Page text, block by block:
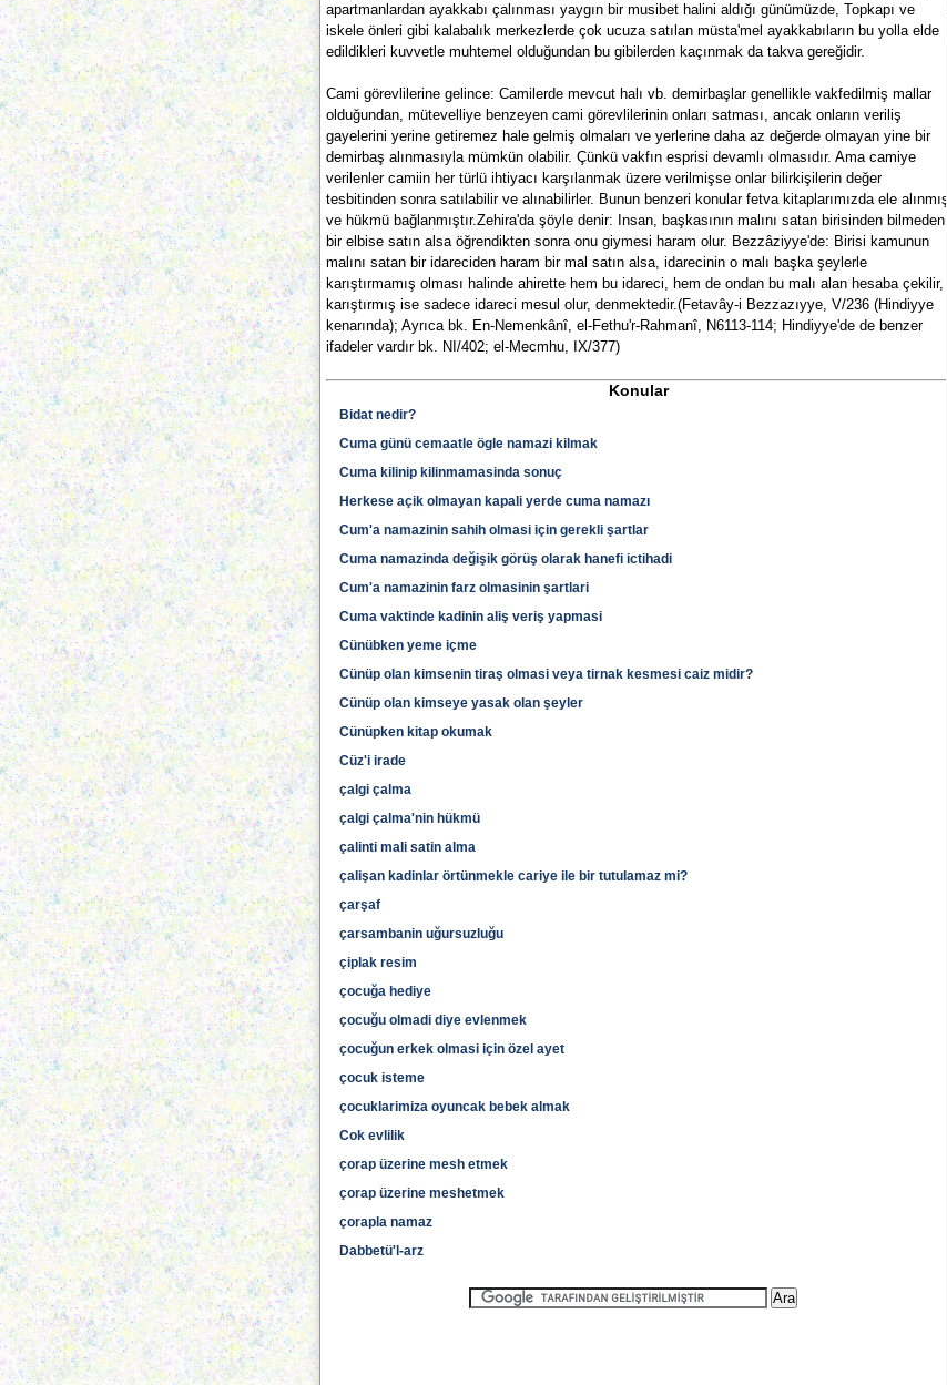
apartmanlardan ayakkabı çalınması yaygın bir musibet halini aldığı günümüzde, Topkapı ve
iskele önleri gibi kalabalık merkezlerde çok ucuza satılan müsta'mel ayakkabıların bu yolla elde
edildikleri kuvvetle muhtemel olduğundan bu gibilerden kaçınmak da takva gereğidir.
Cami görevlilerine gelince: Camilerde mevcut halı vb. demirbaşlar genellikle vakfedilmiş mallar
olduğundan, mütevelliye benzeyen cami görevlilerinin onları satması, ancak onların veriliş
gayelerini yerine getiremez hale gelmiş olmaları ve yerlerine daha az değerde olmayan yine bir
demirbaş alınmasıyla mümkün olabilir. Çünkü vakfın esprisi devamlı olmasıdır. Ama camiye
verilenler camiin her türlü ihtiyacı karşılanmak üzere verilmişse onlar bilirkişilerin değer
tesbitinden sonra satılabilir ve alınabilirler. Bunun benzeri konular fetva kitaplarımızda ele alınmış
ve hükmü bağlanmıştır.Zehira'da şöyle denir: Insan, başkasının malını satan birisinden bilmeden
bir elbise satın alsa öğrendikten sonra onu giymesi haram olur. Bezzâziyye'de: Birisi kamunun
malını satan bir idareciden haram bir mal satın alsa, idarecinin o malı başka şeylerle
karıştırmamış olması halinde ahirette hem bu idareci, hem de ondan bu malı alan hesaba çekilir,
karıştırmış ise sadece idareci mesul olur, denmektedir.(Fetavây-i Bezzazıyye, V/236 (Hindiyye
kenarında); Ayrıca bk. En-Nemenkânî, el-Fethu'r-Rahmanî, N6113-114; Hindiyye'de de benzer
ifadeler vardır bk. NI/402; el-Mecmhu, IX/377)
Konular
Bidat nedir?
Cuma günü cemaatle ögle namazi kilmak
Cuma kilinip kilinmamasinda sonuç
Herkese açik olmayan kapali yerde cuma namazı
Cum'a namazinin sahih olmasi için gerekli şartlar
Cuma namazinda değişik görüş olarak hanefi ictihadi
Cum'a namazinin farz olmasinin şartlari
Cuma vaktinde kadinin aliş veriş yapmasi
Cünübken yeme içme
Cünüp olan kimsenin tiraş olmasi veya tirnak kesmesi caiz midir?
Cünüp olan kimseye yasak olan şeyler
Cünüpken kitap okumak
Cüz'i irade
çalgi çalma
çalgi çalma'nin hükmü
çalinti mali satin alma
çalişan kadinlar örtünmekle cariye ile bir tutulamaz mi?
çarşaf
çarsambanin uğursuzluğu
çiplak resim
çocuğa hediye
çocuğu olmadi diye evlenmek
çocuğun erkek olmasi için özel ayet
çocuk isteme
çocuklarimiza oyuncak bebek almak
Cok evlilik
çorap üzerine mesh etmek
çorap üzerine meshetmek
çorapla namaz
Dabbetü'l-arz